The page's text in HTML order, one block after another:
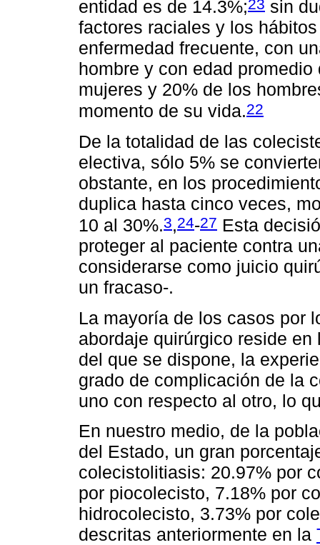
entidad es de 14.3%;23 sin
factores raciales y los
enfermedad frecuente, con
hombre y con edad
mujeres y 20% de los
momento de su vida.22
De la totalidad de las
electiva, sólo 5% se
obstante, en los
duplica hasta cinco veces,
10 al 30%.3,24-27 Esta
proteger al paciente contra
considerarse como juicio
un fracaso-.
La mayoría de los casos por
abordaje quirúrgico reside
del que se dispone, la
grado de complicación de la
uno con respecto al otro, lo
En nuestro medio, de la
del Estado, un gran
colecistolitiasis: 20.97% por
por piocolecisto, 7.18% por
hidrocolecisto, 3.73% por
descritas anteriormente en la